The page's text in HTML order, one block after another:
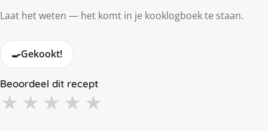
Laat het weten — het komt in je kooklogboek te staan.
🍳Gekookt!
Beoordeel dit recept
★ ★ ★ ★ ★